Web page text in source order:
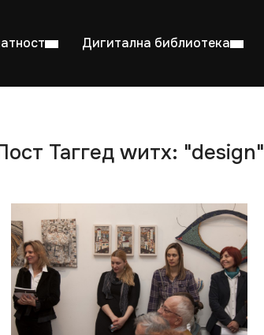
Дигитална библиотека
Таггед wитх: "design"
Радно време од 06. јула до 29. августа